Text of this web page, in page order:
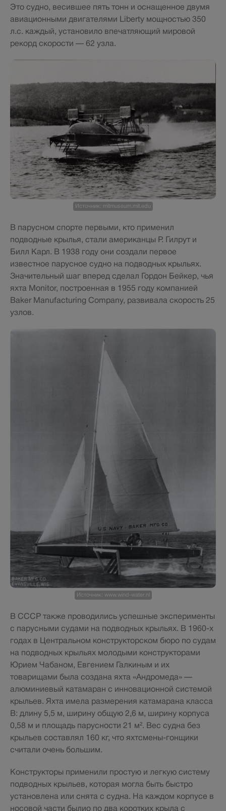
Это судно, весившее пять тонн и оснащенное двумя
авиационными двигателями Liberty мощностью 350
л.с. каждый, установило впечатляющий мировой
рекорд скорости — 62 узла.
Источник: mitmuseum.mit.edu
В парусном спорте первыми, кто применил
подводные крылья, стали американцы Р. Гилрут и
Билл Карл. В 1938 году они создали первое
известное парусное судно на подводных крыльях.
Значительный шаг вперед сделал Гордон Бейкер, чья
яхта Monitor, построенная в 1955 году компанией
Baker Manufacturing Company, развивала скорость 25
узлов.
Источник: www.wind-water.nl
В СССР также проводились успешные эксперименты
с парусными судами на подводных крыльях. В 1960-х
годах в Центральном конструкторском бюро по судам
на подводных крыльях молодыми конструкторами
Юрием Чабаном, Евгением Галкиным и их
товарищами была создана яхта «Андромеда» —
алюминиевый катамаран с инновационной системой
крыльев. Яхта имела размерения катамарана класса
В: длину 5,5 м, ширину общую 2,6 м, ширину корпуса
0,58 м и площадь парусности 21 м². Вес судна без
крыльев составлял 160 кг, что яхтсмены-гонщики
считали очень большим.
Конструкторы применили простую и легкую систему
подводных крыльев, которая могла быть быстро
установлена или снята с судна. На каждом корпусе в
носовой части былио по два коротких крыла с